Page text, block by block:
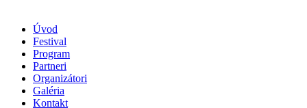
Úvod
Festival
Program
Partneri
Organizátori
Galéria
Kontakt